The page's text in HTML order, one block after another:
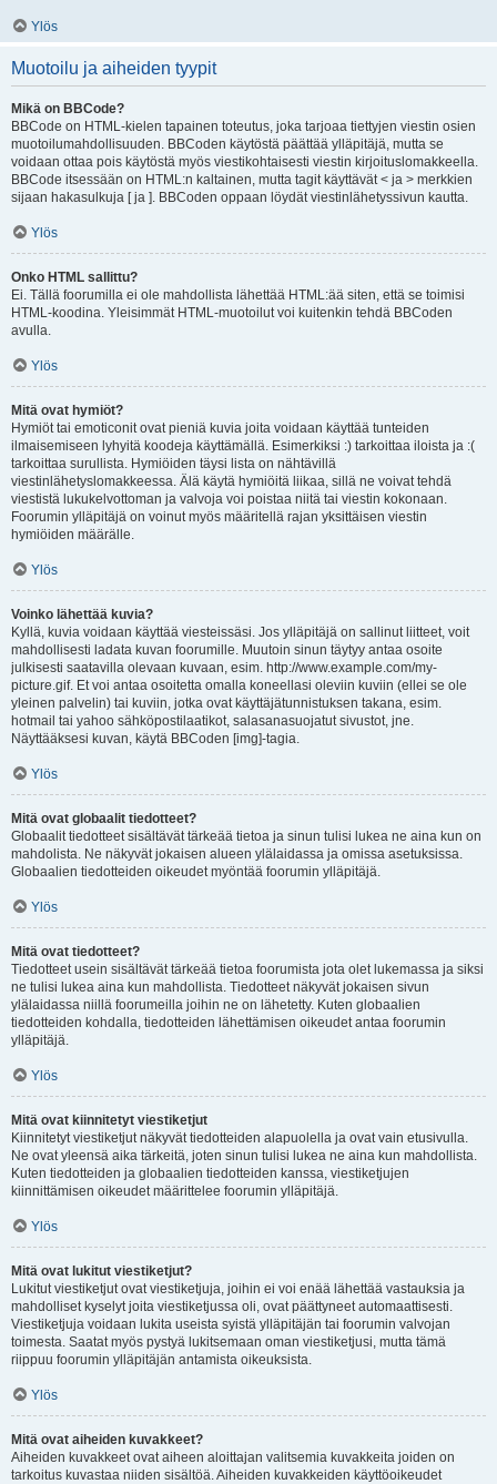
Ylös
Muotoilu ja aiheiden tyypit
Mikä on BBCode?
BBCode on HTML-kielen tapainen toteutus, joka tarjoaa tiettyjen viestin osien
muotoilumahdollisuuden. BBCoden käytöstä päättää ylläpitäjä, mutta se
voidaan ottaa pois käytöstä myös viestikohtaisesti viestin kirjoituslomakkeella.
BBCode itsessään on HTML:n kaltainen, mutta tagit käyttävät < ja > merkkien
sijaan hakasulkuja [ ja ]. BBCoden oppaan löydät viestinlähetyssivun kautta.
Ylös
Onko HTML sallittu?
Ei. Tällä foorumilla ei ole mahdollista lähettää HTML:ää siten, että se toimisi
HTML-koodina. Yleisimmät HTML-muotoilut voi kuitenkin tehdä BBCoden
avulla.
Ylös
Mitä ovat hymiöt?
Hymiöt tai emoticonit ovat pieniä kuvia joita voidaan käyttää tunteiden
ilmaisemiseen lyhyitä koodeja käyttämällä. Esimerkiksi :) tarkoittaa iloista ja :(
tarkoittaa surullista. Hymiöiden täysi lista on nähtävillä
viestinlähetyslomakkeessa. Älä käytä hymiöitä liikaa, sillä ne voivat tehdä
viestistä lukukelvottoman ja valvoja voi poistaa niitä tai viestin kokonaan.
Foorumin ylläpitäjä on voinut myös määritellä rajan yksittäisen viestin
hymiöiden määrälle.
Ylös
Voinko lähettää kuvia?
Kyllä, kuvia voidaan käyttää viesteissäsi. Jos ylläpitäjä on sallinut liitteet, voit
mahdollisesti ladata kuvan foorumille. Muutoin sinun täytyy antaa osoite
julkisesti saatavilla olevaan kuvaan, esim. http://www.example.com/my-
picture.gif. Et voi antaa osoitetta omalla koneellasi oleviin kuviin (ellei se ole
yleinen palvelin) tai kuviin, jotka ovat käyttäjätunnistuksen takana, esim.
hotmail tai yahoo sähköpostilaatikot, salasanasuojatut sivustot, jne.
Näyttääksesi kuvan, käytä BBCoden [img]-tagia.
Ylös
Mitä ovat globaalit tiedotteet?
Globaalit tiedotteet sisältävät tärkeää tietoa ja sinun tulisi lukea ne aina kun on
mahdolista. Ne näkyvät jokaisen alueen ylälaidassa ja omissa asetuksissa.
Globaalien tiedotteiden oikeudet myöntää foorumin ylläpitäjä.
Ylös
Mitä ovat tiedotteet?
Tiedotteet usein sisältävät tärkeää tietoa foorumista jota olet lukemassa ja siksi
ne tulisi lukea aina kun mahdollista. Tiedotteet näkyvät jokaisen sivun
ylälaidassa niillä foorumeilla joihin ne on lähetetty. Kuten globaalien
tiedotteiden kohdalla, tiedotteiden lähettämisen oikeudet antaa foorumin
ylläpitäjä.
Ylös
Mitä ovat kiinnitetyt viestiketjut
Kiinnitetyt viestiketjut näkyvät tiedotteiden alapuolella ja ovat vain etusivulla.
Ne ovat yleensä aika tärkeitä, joten sinun tulisi lukea ne aina kun mahdollista.
Kuten tiedotteiden ja globaalien tiedotteiden kanssa, viestiketjujen
kiinnittämisen oikeudet määrittelee foorumin ylläpitäjä.
Ylös
Mitä ovat lukitut viestiketjut?
Lukitut viestiketjut ovat viestiketjuja, joihin ei voi enää lähettää vastauksia ja
mahdolliset kyselyt joita viestiketjussa oli, ovat päättyneet automaattisesti.
Viestiketjuja voidaan lukita useista syistä ylläpitäjän tai foorumin valvojan
toimesta. Saatat myös pystyä lukitsemaan oman viestiketjusi, mutta tämä
riippuu foorumin ylläpitäjän antamista oikeuksista.
Ylös
Mitä ovat aiheiden kuvakkeet?
Aiheiden kuvakkeet ovat aiheen aloittajan valitsemia kuvakkeita joiden on
tarkoitus kuvastaa niiden sisältöä. Aiheiden kuvakkeiden käyttöoikeudet